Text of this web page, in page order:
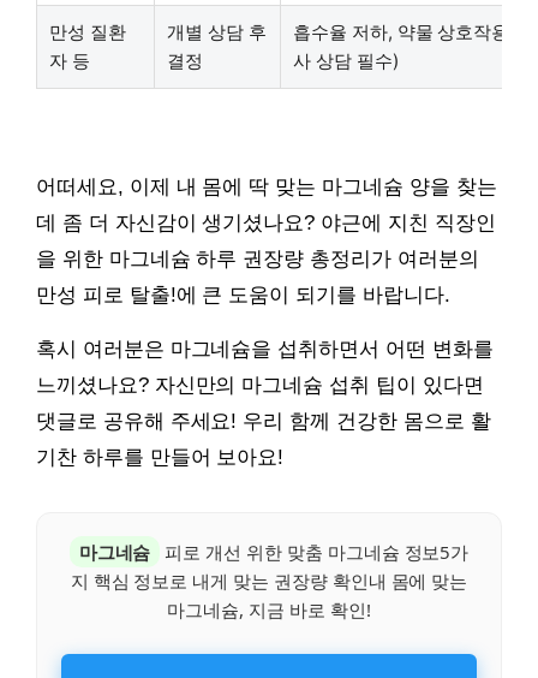
만성 질환
자 등
개별 상담 후
결정
흡수율 저하, 약물 상호작용 가
사 상담 필수)
어떠세요, 이제 내 몸에 딱 맞는 마그네슘 양을 찾는
데 좀 더 자신감이 생기셨나요? 야근에 지친 직장인
을 위한 마그네슘 하루 권장량 총정리가 여러분의
만성 피로 탈출!에 큰 도움이 되기를 바랍니다.
혹시 여러분은 마그네슘을 섭취하면서 어떤 변화를
느끼셨나요? 자신만의 마그네슘 섭취 팁이 있다면
댓글로 공유해 주세요! 우리 함께 건강한 몸으로 활
기찬 하루를 만들어 보아요!
마그네슘
피로 개선 위한 맞춤 마그네슘 정보5가
지 핵심 정보로 내게 맞는 권장량 확인내 몸에 맞는
마그네슘, 지금 바로 확인!